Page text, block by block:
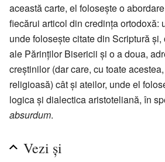
această carte, el foloseşte o
fiecărui articol din credinţa ortodoxă:
unde foloseşte citate din Scriptură
ale Părinţilor Bisericii şi o a doua,
creştinilor (dar care, cu toate
religioasă) cât şi ateilor, unde el
logica şi dialectica aristoteliană, în
absurdum.
Vezi şi